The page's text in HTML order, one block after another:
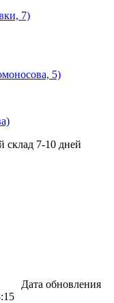
7)
5)
склад 7-10 дней
Дата обновления